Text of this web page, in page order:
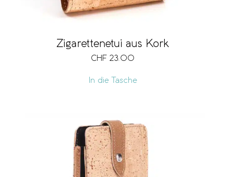
Zigarettenetui aus Kork
CHF 23.00
In die Tasche